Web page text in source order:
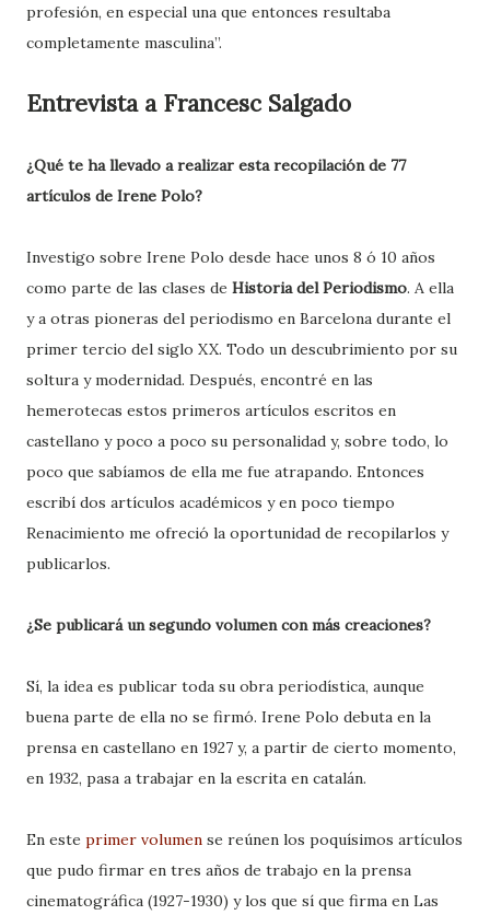
profesión, en especial una que entonces resultaba
completamente masculina”.
Entrevista a Francesc Salgado
¿Qué te ha llevado a realizar esta recopilación de 77
artículos de Irene Polo?
Investigo sobre Irene Polo desde hace unos 8 ó 10 años
como parte de las clases de Historia del Periodismo. A ella
y a otras pioneras del periodismo en Barcelona durante el
primer tercio del siglo XX. Todo un descubrimiento por su
soltura y modernidad. Después, encontré en las
hemerotecas estos primeros artículos escritos en
castellano y poco a poco su personalidad y, sobre todo, lo
poco que sabíamos de ella me fue atrapando. Entonces
escribí dos artículos académicos y en poco tiempo
Renacimiento me ofreció la oportunidad de recopilarlos y
publicarlos.
¿Se publicará un segundo volumen con más creaciones?
Sí, la idea es publicar toda su obra periodística, aunque
buena parte de ella no se firmó. Irene Polo debuta en la
prensa en castellano en 1927 y, a partir de cierto momento,
en 1932, pasa a trabajar en la escrita en catalán.
En este primer volumen se reúnen los poquísimos artículos
que pudo firmar en tres años de trabajo en la prensa
cinematográfica (1927-1930) y los que sí que firma en Las